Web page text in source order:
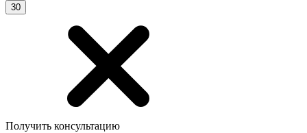
30
Получить консультацию